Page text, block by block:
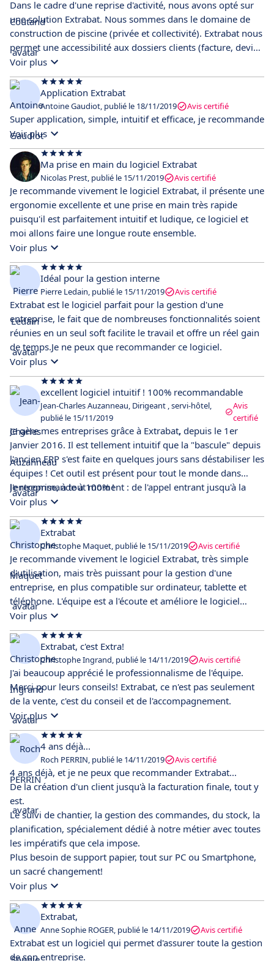
Dans le cadre d'une reprise d'activité, nous avons opté sur
une solution Extrabat. Nous sommes dans le domaine de
construction de piscine (privée et collectivité). Extrabat nous
permet une accessibilité aux dossiers clients (facture, devis,
plans, photo) et ce quelque soit notre emplacement. Nous
apprécions les tableaux de bords pour la gestion
saisonnière de notre activité. J'ai mis 4 étoiles car nous
n'utilisons pas la totalité de l'application (planning chantier,
module sms). La structuration de leur Hotline Sav (en ligne)
permet un retour relativement rapide en cas de bug et pour
terminer le coût est dérisoire au regard des autres solutions.
Voir plus
Application Extrabat
Antoine Gaudiot, publié le 18/11/2019 Avis certifié
Super application, simple, intuitif et efficace, je recommande
Voir plus
Ma prise en main du logiciel Extrabat
Nicolas Prest, publié le 15/11/2019 Avis certifié
Je recommande vivement le logiciel Extrabat, il présente une
ergonomie excellente et une prise en main très rapide
puisqu'il est parfaitement intuitif et ludique, ce logiciel et
moi allons faire une longue route ensemble.
Voir plus
Idéal pour la gestion interne
Pierre Ledain, publié le 15/11/2019 Avis certifié
Extrabat est le logiciel parfait pour la gestion d'une
entreprise, le fait que de nombreuses fonctionnalités soient
réunies en un seul soft facilite le travail et offre un réel gain
de temps.Je ne peux que recommander ce logiciel.
Voir plus
excellent logiciel intuitif ! 100% recommandable
Jean-Charles Auzanneau, Dirigeant , servi-hôtel,
publié le 15/11/2019
Avis
certifié
Je gère mes entreprises grâce à Extrabat, depuis le 1er
Janvier 2016. Il est tellement intuitif que la "bascule" depuis
l'ancien ERP s'est faite en quelques jours sans déstabiliser les
équipes ! Cet outil est présent pour tout le monde dans
l'entreprise, à tout moment : de l'appel entrant jusqu'à la
facturation, les techniciens sur la route avec leurs tablettes,
les commerciaux sur le terrain pour établir les devis et
prises de commandes, le dirigeant (moi-même) avec les
tableaux de bord et extractions de données...sur mon
téléphone ;-) L'agenda partagé est aussi une nouvelle source
de dialogue et de bonne organisation de l'entreprise
(pourtant en multi-sites...!)
Je recommande à 100% !
Voir plus
Extrabat
Christophe Maquet, publié le 15/11/2019 Avis certifié
Je recommande vivement le logiciel Extrabat, très simple
d'utilisation, mais très puissant pour la gestion d'une
entreprise, en plus compatible sur ordinateur, tablette et
téléphone. L'équipe est a l'écoute et améliore le logiciel
souvent pour être toujours au top.
Voir plus
Extrabat, c'est Extra!
Christophe Ingrand, publié le 14/11/2019 Avis certifié
J'ai beaucoup apprécié le professionnalisme de l'équipe.
Merci pour leurs conseils! Extrabat, ce n'est pas seulement
de la vente, c'est du conseil et de l'accompagnement.
Voir plus
4 ans déjà...
Roch PERRIN, publié le 14/11/2019 Avis certifié
4 ans déjà, et je ne peux que recommander Extrabat...
De la création d'un client jusqu'à la facturation finale, tout y
est.
Le suivi de chantier, la gestion des commandes, du stock, la
planification, spécialement dédié à notre métier avec toutes
les impératifs que cela impose.
Plus besoin de support papier, tout sur PC ou Smartphone,
un sacré changement!
Voir plus
Extrabat,
Anne Sophie ROGER, publié le 14/11/2019 Avis certifié
Extrabat est un logiciel qui permet d'assurer toute la gestion
de son entreprise.